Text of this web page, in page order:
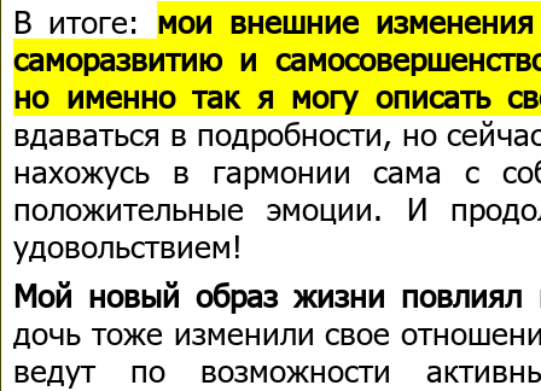
В итоге: мои внешние
саморазвитию и
но именно так я могу описать
вдаваться в подробности, но
нахожусь в гармонии сама с
положительные эмоции. И
удовольствием!
Мой новый образ жизни
дочь тоже изменили свое
ведут по возможности